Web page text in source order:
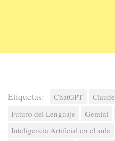
Etiquetas: ChatGPT Claude
Futuro del Lenguaje
Gemini
Inteligencia Artificial en el aula